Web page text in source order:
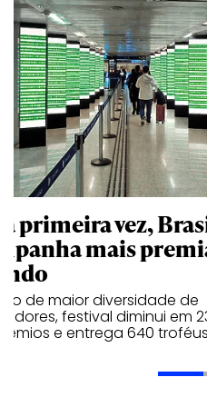
primeira vez,
mais
de maior diversidade de
festival diminui em
e entrega 640 troféus